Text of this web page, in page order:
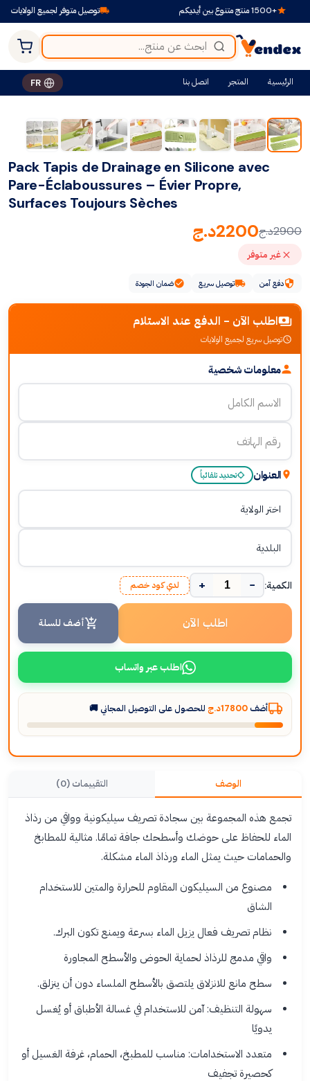
توصيل متوفر لجميع الولايات
الرئيسية المتجر اتصل بنا FR
-24%
Pack Tapis de Drainage en Silicone avec
Pare-Éclaboussures – Évier Propre,
Surfaces Toujours Sèches
2900د.ج2200د.ج
غير متوفر
دفع آمن توصيل سريع ضمان الجودة
اطلب الآن - الدفع عند الاستلام
توصيل سريع لجميع الولايات
معلومات شخصية
العنوان تحديد تلقائياً
الكمية: −
+ لدي كود خصم
اطلب الآن أضف للسلة
اطلب عبر واتساب
أضف 17800د.ج للحصول على التوصيل المجاني 🚚
الوصف التقييمات (0)
تجمع هذه المجموعة بين سجادة تصريف سيليكونية وواقي من رذاذ
الماء للحفاظ على حوضك وأسطحك جافة تمامًا. مثالية للمطابخ
والحمامات حيث يمثل الماء ورذاذ الماء مشكلة.
مصنوع من السيليكون المقاوم للحرارة والمتين للاستخدام
الشاق
نظام تصريف فعال يزيل الماء بسرعة ويمنع تكون البرك.
واقي مدمج للرذاذ لحماية الحوض والأسطح المجاورة
سطح مانع للانزلاق يلتصق بالأسطح الملساء دون أن ينزلق.
سهولة التنظيف: آمن للاستخدام في غسالة الأطباق أو يُغسل
يدويًا
متعدد الاستخدامات: مناسب للمطبخ، الحمام، غرفة الغسيل أو
كحصيرة تجفيف